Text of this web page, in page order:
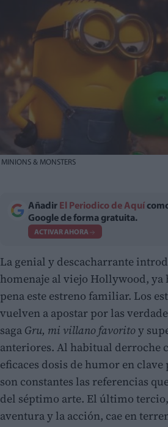
MINIONS & MONSTERS
Añadir El Periodico de Aquí
Google de forma gratuita.
ACTIVAR AHORA
La genial y descacharrante
homenaje al viejo Hollywood, ya
pena este estreno familiar. Los
vuelven a apostar por las
saga Gru, mi villano favoritoy
anteriores. Al habitual derroche
eficaces dosis de humor en
son constantes las referencias
del séptimo arte. El último
aventura y la acción, cae en